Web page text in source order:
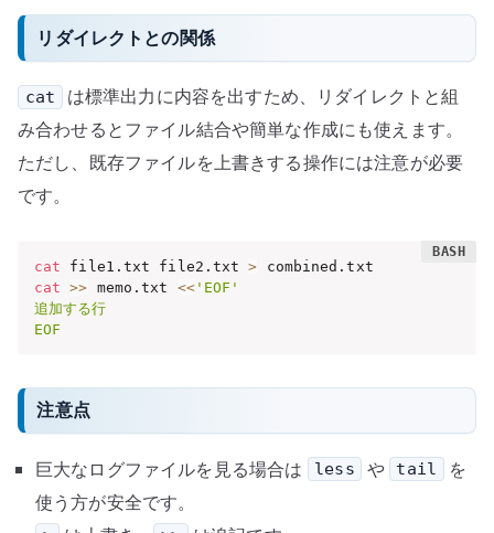
リダイレクトとの関係
cat
は標準出力に内容を出すため、リダイレクトと組
み合わせるとファイル結合や簡単な作成にも使えます。
ただし、既存ファイルを上書きする操作には注意が必要
です。
cat file1.txt file2.txt >
cat
>> memo.txt <<'EOF'
追加する行
EOF
注意点
巨大なログファイルを見る場合は less や tail
を
使う方が安全です。